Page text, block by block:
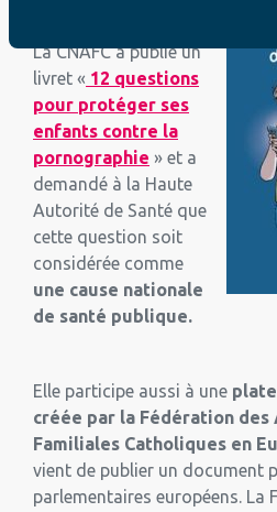
La CNAFC a publié un
livret « 12 questions
pour protéger ses
enfants contre la
pornographie » et a
demandé à la Haute
Autorité de Santé que
cette question soit
considérée comme
une cause nationale
de santé publique.
Elle participe aussi à une
créée par la Fédération des
Familiales Catholiques en
vient de publier un document
parlementaires européens. La